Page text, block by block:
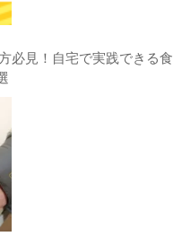
必見！自宅で実践できる食